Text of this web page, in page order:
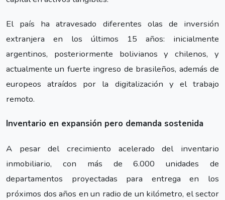
El país ha atravesado diferentes olas de inversión
extranjera en los últimos 15 años: inicialmente
argentinos, posteriormente bolivianos y chilenos, y
actualmente un fuerte ingreso de brasileños, además de
europeos atraídos por la digitalización y el trabajo
remoto.
Inventario en expansión pero demanda sostenida
A pesar del crecimiento acelerado del inventario
inmobiliario, con más de 6.000 unidades de
departamentos proyectadas para entrega en los
próximos dos años en un radio de un kilómetro, el sector